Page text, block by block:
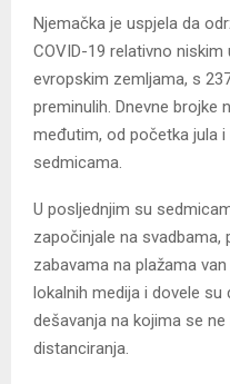
Njemačka je uspjela da
COVID-19 relativno
evropskim zemljama, s
preminulih. Dnevne brojke
međutim, od početka jula
sedmicama.
U posljednjim su
započinjale na
zabavama na plažama
lokalnih medija i dovele
dešavanja na kojima se
distanciranja.